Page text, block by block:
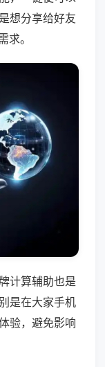
想分享给好友
求。
计算辅助也是
是在大家手机
验，避免影响